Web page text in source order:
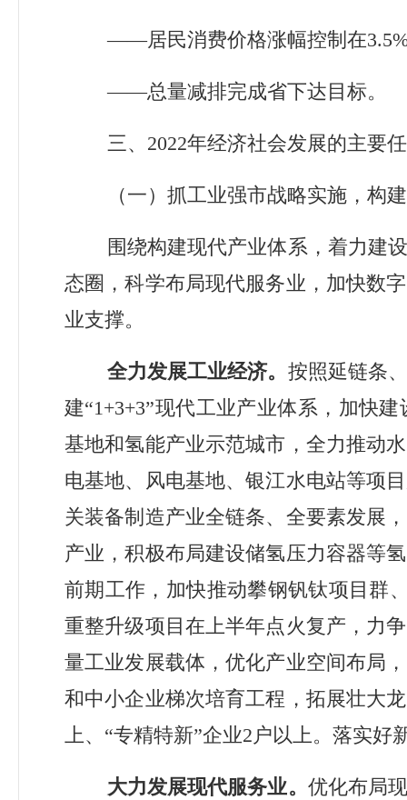
——居民消费价格涨幅控制在
——总量减排完成省下达目标。
三、 2022年经济社会发展的主要
（一）抓工业强市战略实施，构
围绕构建现代产业体系，着力建
态圈，科学布局现代服务业，加快数
业支撑。
全力发展工业经济。 按照延链条
建“1+3+3”现代工业产业体系， 加快建
基地和氢能产业示范城市，全力推动
电基地、风电基地、银江水电站等项
关装备制造产业全链条、全要素发展
产业，积极布局建设储氢压力容器等
前期工作，加快推动攀钢钒钛项目群
重整升级项目在上半年点火复产，力
量工业发展载体，优化产业空间布局
和中小企业梯次培育工程，拓展壮大
上、 “专精特新”企业2 户以上。落实好
大力发展现代服务业。 优化布局